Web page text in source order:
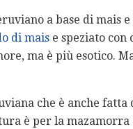
a base di mais
di mais e speziato con
ma è più esotico.
che è anche fatta
è per la mazamorra